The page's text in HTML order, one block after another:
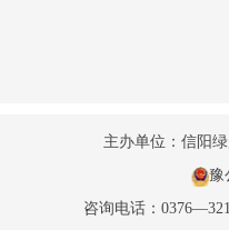
主办单位：信阳
豫
咨询电话：